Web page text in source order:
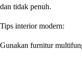
dan tidak penuh.
Tips interior modern:
Gunakan furnitur